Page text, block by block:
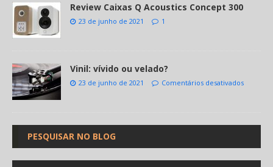
Review Caixas Q Acoustics Concept 300
23 de junho de 2021 1
Vinil: vívido ou velado?
23 de junho de 2021 Comentários desativados
PESQUISAR NO BLOG